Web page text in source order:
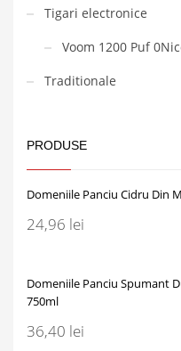
Tigari electronice
Voom 1200 Puf
Traditionale
PRODUSE
Domeniile Panciu Cidru Din
24,96 lei
Domeniile Panciu Spumant
750ml
36,40 lei